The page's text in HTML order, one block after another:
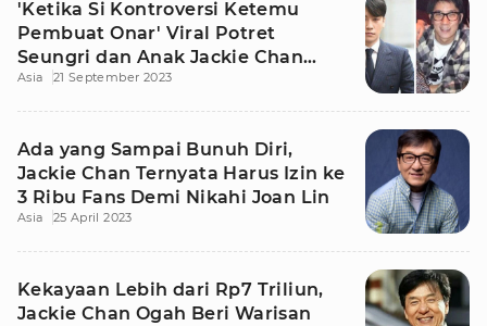
'Ketika Si Kontroversi Ketemu
Pembuat Onar' Viral Potret
Seungri dan Anak Jackie Chan
Nongki Bareng
Asia 21 September 2023
Ada yang Sampai Bunuh Diri,
Jackie Chan Ternyata Harus Izin ke
3 Ribu Fans Demi Nikahi Joan Lin
Asia 25 April 2023
Kekayaan Lebih dari Rp7 Triliun,
Jackie Chan Ogah Beri Warisan